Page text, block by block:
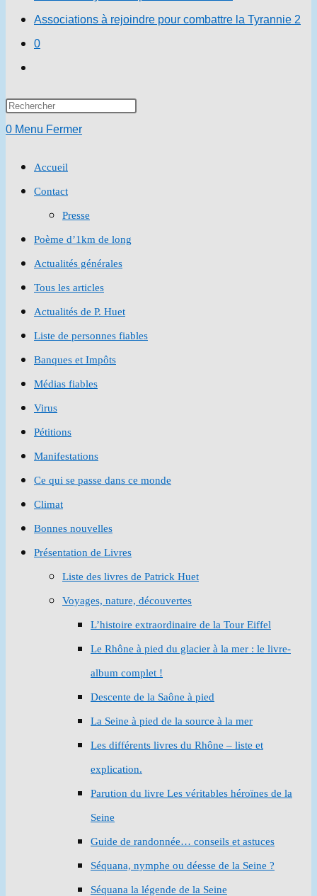
Associations à rejoindre pour combattre la Tyrannie 2
0
search
Press
0 Menu Fermer
Accueil
Contact
Presse
Poème d’1km de long
Actualités générales
Tous les articles
Actualités de P. Huet
Liste de personnes fiables
Banques et Impôts
Médias fiables
Virus
Pétitions
Manifestations
Ce qui se passe dans ce monde
Climat
Bonnes nouvelles
Présentation de Livres
Liste des livres de Patrick Huet
Voyages, nature, découvertes
L’histoire extraordinaire de la Tour Eiffel
Le Rhône à pied du glacier à la mer : le livre-
album complet !
Descente de la Saône à pied
La Seine à pied de la source à la mer
Les différents livres du Rhône – liste et
explication.
Parution du livre Les véritables héroïnes de la
Seine
Guide de randonnée… conseils et astuces
Séquana, nymphe ou déesse de la Seine ?
Séquana la légende de la Seine